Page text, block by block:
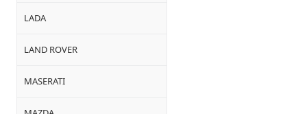
LADA
LAND ROVER
MASERATI